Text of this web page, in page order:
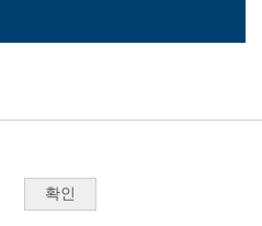
확인